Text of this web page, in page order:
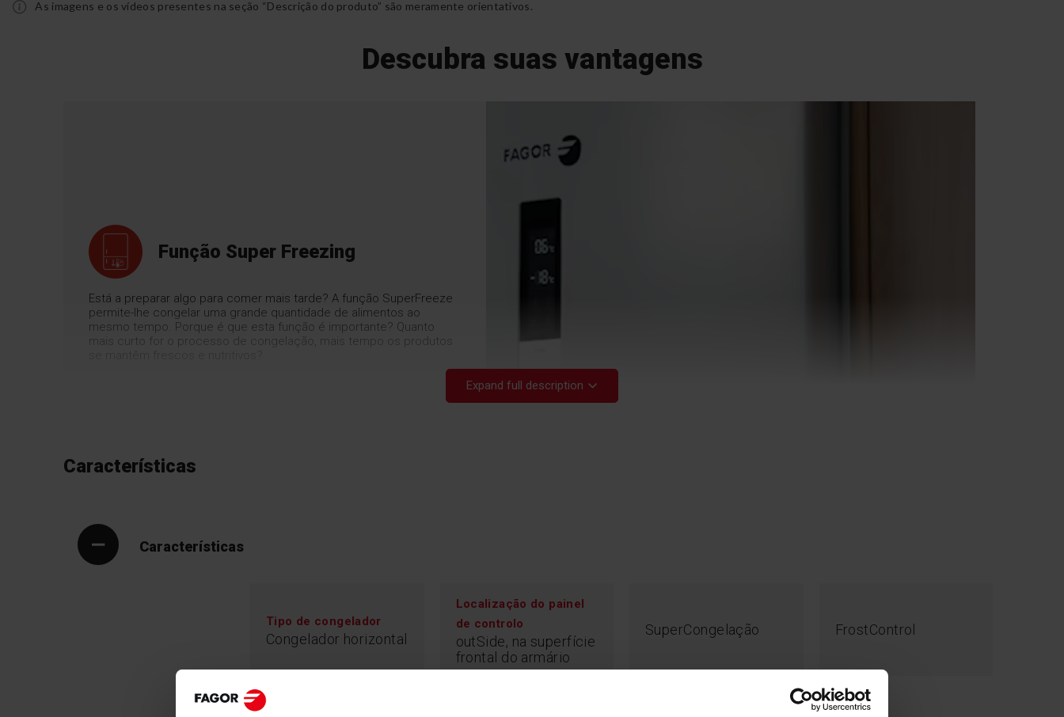
As imagens e os vídeos presentes na seção “Descrição do produto” são meramente orientativos.
Descubra suas vantagens
Função Super Freezing
Está a preparar algo para comer mais tarde? A função SuperFreeze
permite-lhe congelar uma grande quantidade de alimentos ao
mesmo tempo. Porque é que esta função é importante? Quanto
mais curto for o processo de congelação, mais tempo os produtos
Se não quer gastar muito em eletricidade, escolha a classe
energética certa! O frigorífico funciona 24 horas por dia, 365 dias
poupança para si. Os frigoríficos da classe E consomem até
menos 20 % de energia do que os frigoríficos da classe F. A
redução do consumo de eletricidade é também benéfica para o
ambiente. Económico e amigo do ambiente ao mesmo tempo.
Expand full description
Características
Características
Tipo de congelador
Congelador horizontal
Localização do painel
de controlo
outSide, na superfície
frontal do armário
SuperCongelação FrostControl